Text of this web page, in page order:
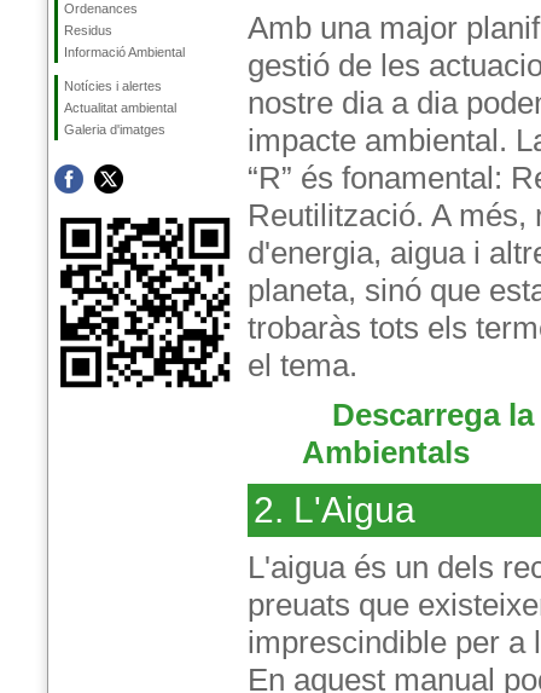
Ordenances
Residus
Informació Ambiental
Notícies i alertes
Actualitat ambiental
Galeria d'imatges
Amb una major
gestió de les
nostre dia a dia
impacte ambiental.
“R” és fonamental:
Reutilització. A més,
d'energia, aigua i
planeta, sinó que
trobaràs tots els
el tema.
Descarrega
Ambientals
2. L'Aigua
L'aigua és un dels
preuats que
imprescindible per a
En aquest manual